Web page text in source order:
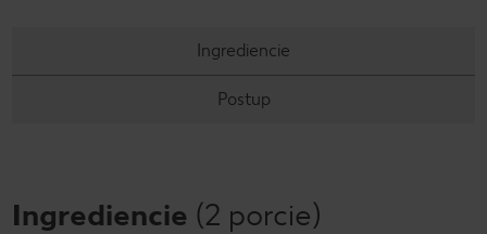
Ingrediencie
Postup
Ingrediencie (2 porcie)